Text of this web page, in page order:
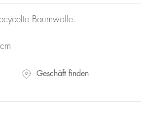
Baumwolle.
Geschäft finden